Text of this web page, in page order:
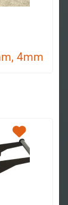
4mm